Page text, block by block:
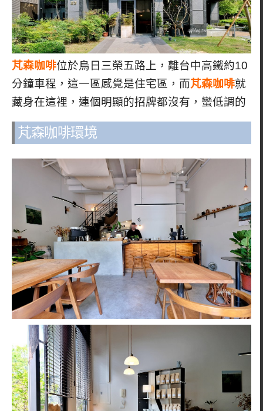
芃森咖啡位於烏日三榮五路上，離台中高鐵約10
分鐘車程，這一區感覺是住宅區，而芃森咖啡就
藏身在這裡，連個明顯的招牌都沒有，蠻低調的
芃森咖啡環境